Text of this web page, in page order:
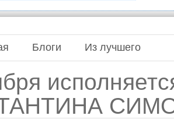
Блоги Из лучшего